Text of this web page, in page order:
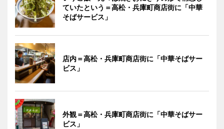
ていたという＝高松・兵庫町商店街に「中華
そばサービス」
店内＝高松・兵庫町商店街に「中華そばサー
ビス」
外観＝高松・兵庫町商店街に「中華そばサー
ビス」